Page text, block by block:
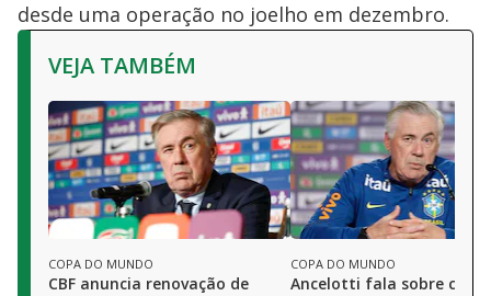
desde uma operação no joelho em dezembro.
VEJA TAMBÉM
COPA DO MUNDO
CBF anuncia renovação de
COPA DO MUNDO
Ancelotti fala sobre